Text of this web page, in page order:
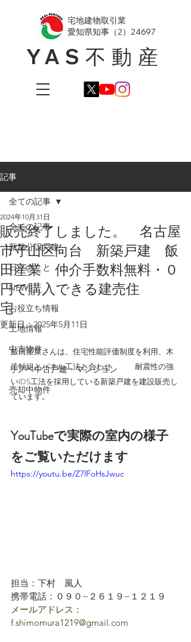
YAS不動産
​宅地建物取引業
愛知県知事（2）24697
記事
全ての記事
新築分譲戸建
日々のこと
NEWS
お役立ち情報
土地情報
中古物件
リノベ中古戸建・マンション
売却中物件
全ての記事
販売終了しました。 名古屋
市守山区向台 新築戸建 飯
田産業 仲介手数料無料・０
円で購入できる建売住
宅
2024年10月31日
更新日：2025年5月11日
飯田産業さんは、住宅性能評価制度を利用、木
造軸組とパネル工法と合わせ　　　耐震性の強
いIDS工法を採用している新築戸建を建設販売し
ています。
YouTubeで実際の室内の様子
をご覧いただけます
https://youtu.be/Z7lFoHsJwuc
担当：下村　風人
携帯電話：０９０−２６１９−１２１９
メールアドレス：
f.shimomura1219@gmail.com